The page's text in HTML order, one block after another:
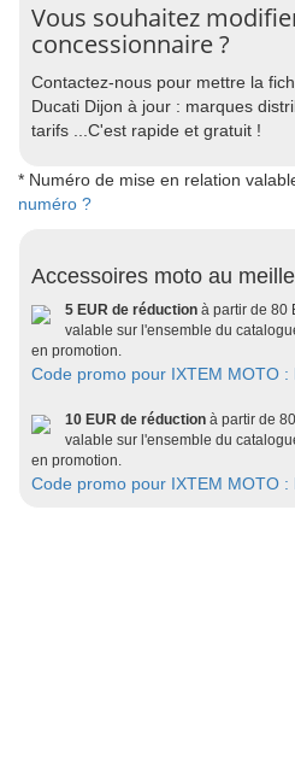
Vous souhaitez
concessionnaire ?
Contactez-nous pour mettre la
Ducati Dijon à jour : marques
tarifs ...C'est rapide et gratuit !
* Numéro de mise en relation
numéro ?
Accessoires moto au
5 EUR de réduction à partir de 80
valable sur l'ensemble du
en promotion.
Code promo pour IXTEM MOTO :
10 EUR de réduction à partir de
valable sur l'ensemble du
en promotion.
Code promo pour IXTEM MOTO :